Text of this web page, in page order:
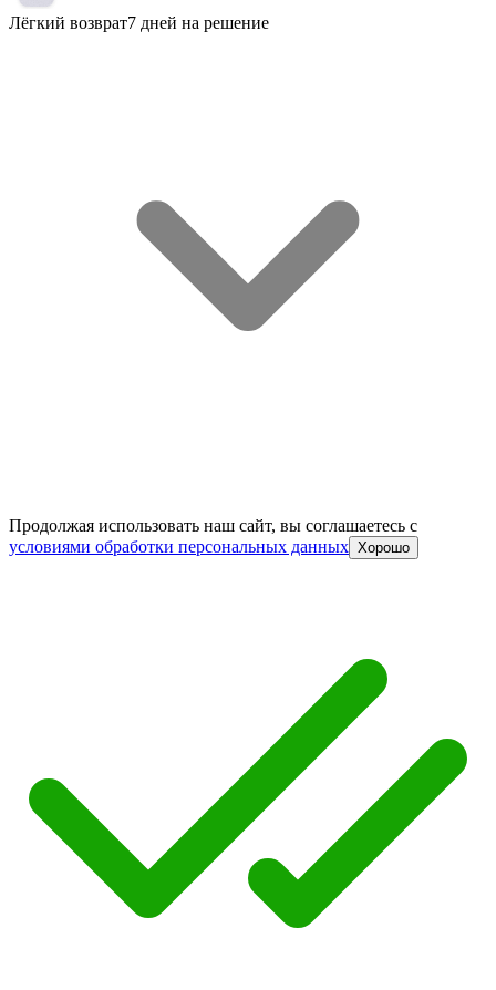
Лёгкий возврат7 дней на решение
Продолжая использовать наш сайт, вы соглашаетесь c
условиями обработки персональных данных Хорошо